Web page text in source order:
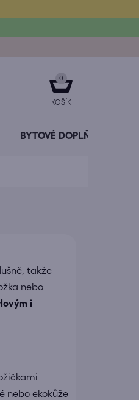
NÁKUPNÍ
KOŠÍK
BYTOVÉ DOPLŇKY
takže
nebo
i
nebo ekokůže